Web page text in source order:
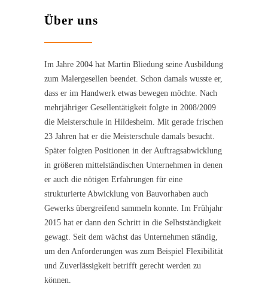
Über uns
Im Jahre 2004 hat Martin Bliedung seine Ausbildung
zum Malergesellen beendet. Schon damals wusste er,
dass er im Handwerk etwas bewegen möchte. Nach
mehrjähriger Gesellentätigkeit folgte in 2008/2009
die Meisterschule in Hildesheim. Mit gerade frischen
23 Jahren hat er die Meisterschule damals besucht.
Später folgten Positionen in der Auftragsabwicklung
in größeren mittelständischen Unternehmen in denen
er auch die nötigen Erfahrungen für eine
strukturierte Abwicklung von Bauvorhaben auch
Gewerks übergreifend sammeln konnte. Im Frühjahr
2015 hat er dann den Schritt in die Selbstständigkeit
gewagt. Seit dem wächst das Unternehmen ständig,
um den Anforderungen was zum Beispiel Flexibilität
und Zuverlässigkeit betrifft gerecht werden zu
können.